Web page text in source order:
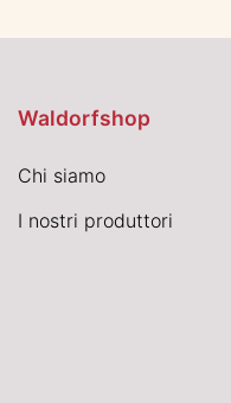
Waldorfshop
Chi siamo
I nostri produttori